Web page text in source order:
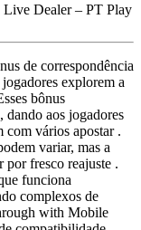
Live Dealer – PT Play
de correspondência
explorem a
bônus
dando aos jogadores
com vários apostar .
variar, mas a
por fresco reajuste .
funciona
complexos de
with Mobile